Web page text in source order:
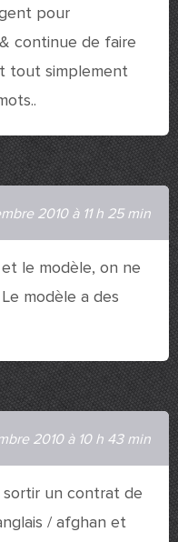
pour
continue de faire
tout simplement
2010 à 11 h 25 min
le modèle, on ne
modèle a des
2010 à 10 h 43 min
sortir un contrat de
/ afghan et